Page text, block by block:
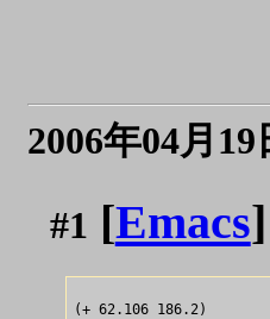
2006年04月
#1 [Emacs
(+ 62.106 186.2)